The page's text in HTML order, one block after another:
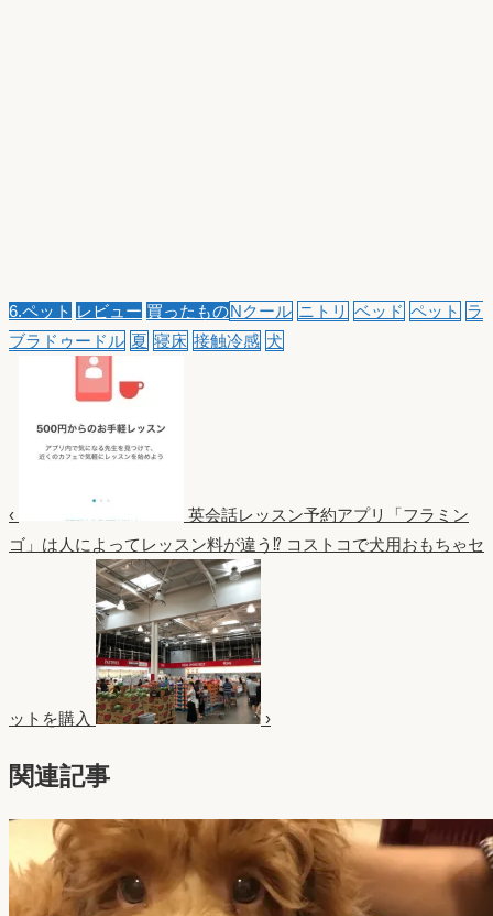
6.ペット レビュー 買ったものNクール ニトリ ベッド ペット ラ
ブラドゥードル 夏 寝床 接触冷感 犬
‹
英会話レッスン予約アプリ「フラミン
ゴ」は人によってレッスン料が違う⁉︎ コストコで犬用おもちゃセ
ットを購入 ›
関連記事